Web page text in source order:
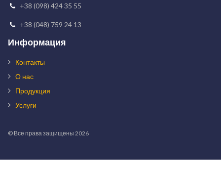
 +38 (098) 424 35 55
 +38 (048) 759 24 13
Информация
Контакты
О нас
Продукция
Услуги
© Все права защищены 2026